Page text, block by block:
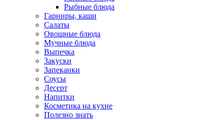
Рыбные блюда
Гарниры, каши
Салаты
Овощные блюда
Мучные блюда
Выпечка
Закуски
Запеканки
Соусы
Десерт
Напитки
Косметика на кухне
Полезно знать